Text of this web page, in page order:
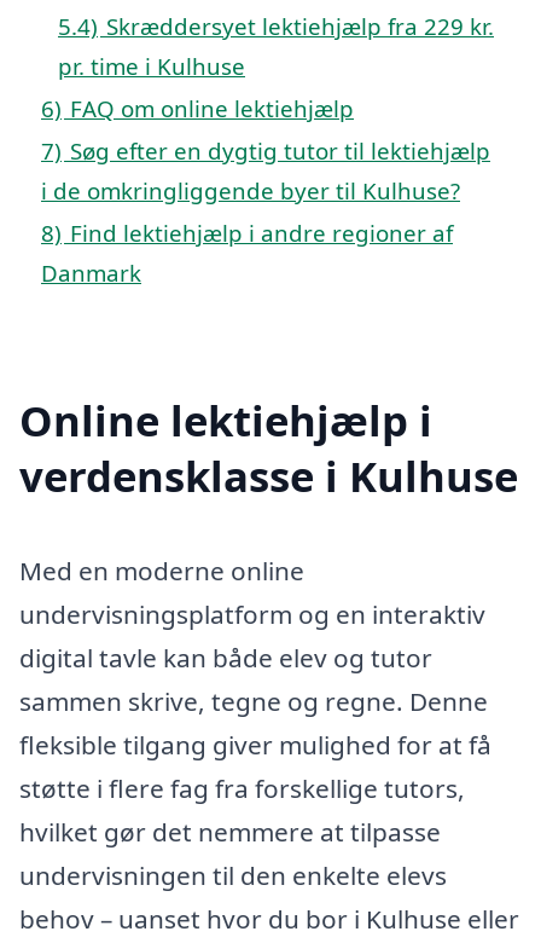
5.4) Skræddersyet lektiehjælp fra 229 kr.
pr. time i Kulhuse
6) FAQ om online lektiehjælp
7) Søg efter en dygtig tutor til lektiehjælp
i de omkringliggende byer til Kulhuse?
8) Find lektiehjælp i andre regioner af
Danmark
Online lektiehjælp i
verdensklasse i Kulhuse
Med en moderne online
undervisningsplatform og en interaktiv
digital tavle kan både elev og tutor
sammen skrive, tegne og regne. Denne
fleksible tilgang giver mulighed for at få
støtte i flere fag fra forskellige tutors,
hvilket gør det nemmere at tilpasse
undervisningen til den enkelte elevs
behov – uanset hvor du bor i Kulhuse eller